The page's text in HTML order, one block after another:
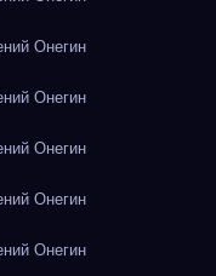
Онегин
Онегин
Онегин
Онегин
Онегин